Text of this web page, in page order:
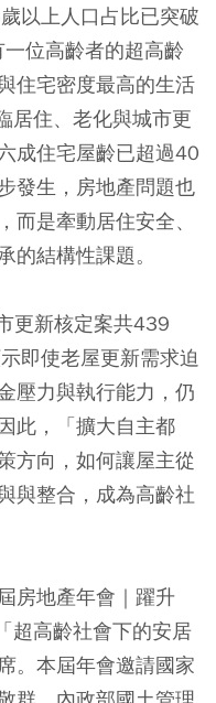
以上人口占比已突破
位高齡者的超高齡
住宅密度最高的生活
居住、老化與城市更
成住宅屋齡已超過40
發生，房地產問題也
而是牽動居住安全、
的結構性課題。
更新核定案共439
即使老屋更新需求迫
壓力與執行能力，仍
此，「擴大自主都
方向，如何讓屋主從
與整合，成為高齡社
房地產年會｜躍升
超高齡社會下的安居
。本屆年會邀請國家